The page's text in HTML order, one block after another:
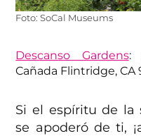
Foto: SoCal Museums
Descanso Gardens:
Cañada Flintridge, CA
Si el espíritu de la
se apoderó de ti,